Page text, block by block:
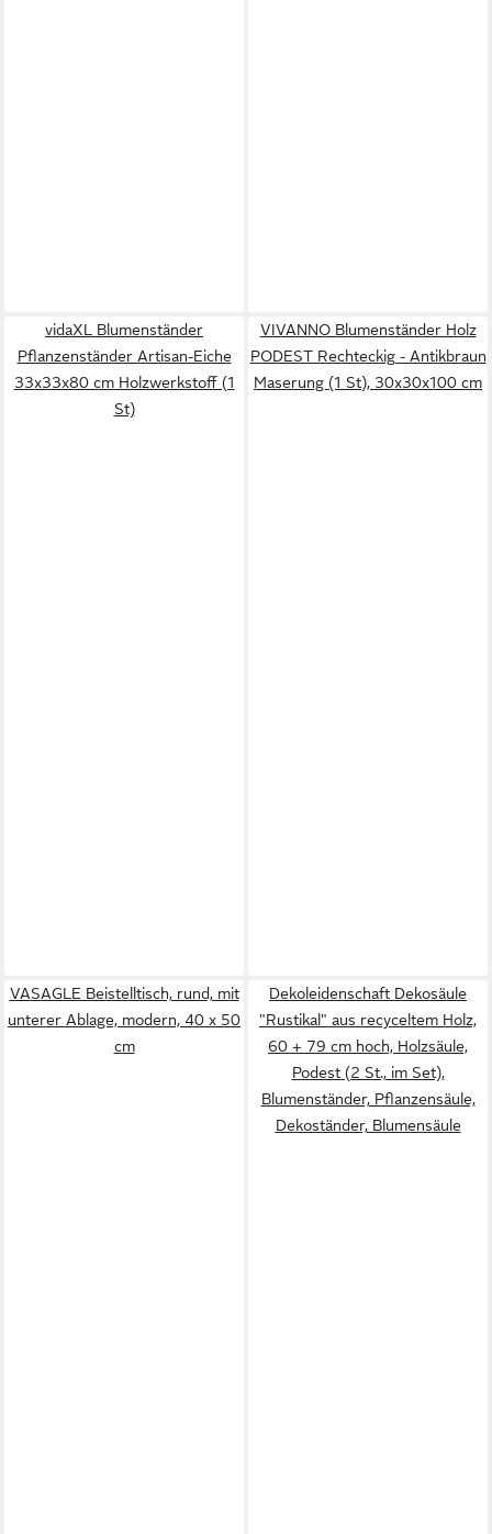
vidaXL Blumenständer
Pflanzenständer Artisan-Eiche
33x33x80 cm Holzwerkstoff (1
St)
VIVANNO Blumenständer Holz
PODEST Rechteckig - Antikbraun
Maserung (1 St), 30x30x100 cm
VASAGLE Beistelltisch, rund, mit
unterer Ablage, modern, 40 x 50
cm
Dekoleidenschaft Dekosäule
"Rustikal" aus recyceltem Holz,
60 + 79 cm hoch, Holzsäule,
Podest (2 St., im Set),
Blumenständer, Pflanzensäule,
Dekoständer, Blumensäule